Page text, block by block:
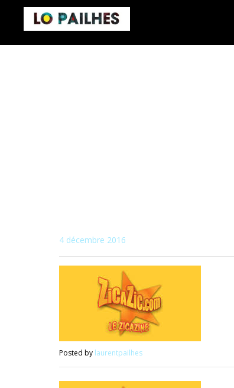
4 décembre 2016
Posted by laurentpailhes